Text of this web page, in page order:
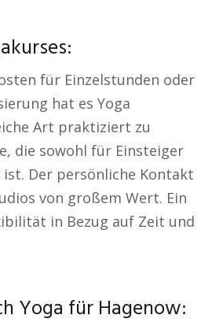
für Einzelstunden oder
hat es Yoga
Art praktiziert zu
die sowohl für Einsteiger
Der persönliche Kontakt
von großem Wert. Ein
in Bezug auf Zeit und
Yoga für Hagenow: